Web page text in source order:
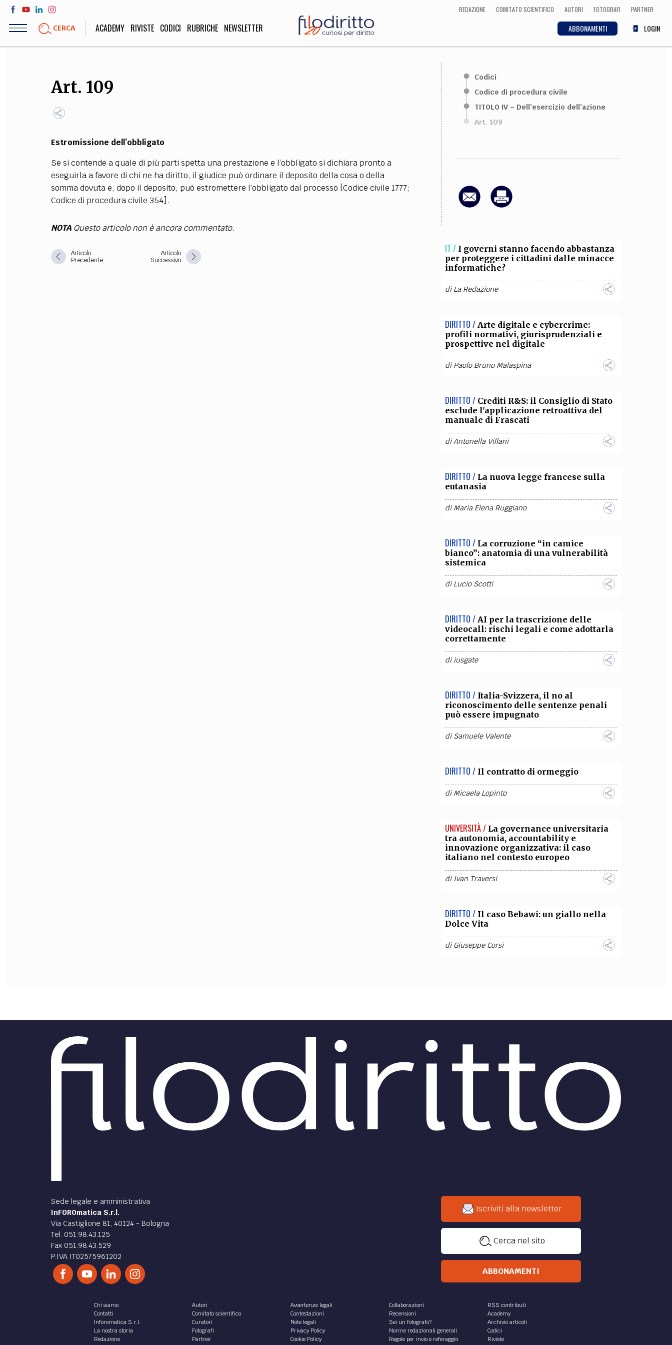
Salta
contenuto
REDAZIONE COMITATO SCIENTIFICO AUTORI FOTOGRAFI PARTNER
CERCA ABBONAMENTI LOGIN
ACADEMY RIVISTE CODICI RUBRICHE NEWSLETTER
LIFE STYLE
Sport, Cucina, Viaggi,
Moda
ECONOMIA
Matematica, Fisica,
Medicina
STORIA E FILOSOFIA
Scienze storiche,
umanistiche, Religione
INNOVAZIONE
Scienze informatiche,
Architettura, Ingegneria
CULTURA
Arte, Cinema, Musica,
Letteratura
COLLABORA CON NOI
Art. 109
Estromissione dell’obbligato
Se si contende a quale di più parti spetta una prestazione e l’obbligato si dichiara pronto a
eseguirla a favore di chi ne ha diritto, il giudice può ordinare il deposito della cosa o della
somma dovuta e, dopo il deposito, può estromettere l’obbligato dal processo [Codice civile 1777;
Codice di procedura civile 354].
NOTAQuesto articolo non è ancora commentato.
Articolo
Precedente
Articolo
Successivo
Codici
Codice di procedura civile
TITOLO IV – Dell’esercizio dell’azione
Art. 109
IT / I governi stanno facendo abbastanza
per proteggere i cittadini dalle minacce
informatiche?
diLa Redazione
DIRITTO / Arte digitale e cybercrime:
profili normativi, giurisprudenziali e
prospettive nel digitale
diPaolo Bruno Malaspina
DIRITTO / Crediti R&S: il Consiglio di Stato
esclude l'applicazione retroattiva del
manuale di Frascati
diAntonella Villani
DIRITTO / La nuova legge francese sulla
eutanasia
diMaria Elena Ruggiano
DIRITTO / La corruzione “in camice
bianco”: anatomia di una vulnerabilità
sistemica
diLucio Scotti
DIRITTO / AI per la trascrizione delle
videocall: rischi legali e come adottarla
correttamente
diiusgate
DIRITTO / Italia-Svizzera, il no al
riconoscimento delle sentenze penali
può essere impugnato
diSamuele Valente
DIRITTO / Il contratto di ormeggio
diMicaela Lopinto
UNIVERSITÀ / La governance universitaria
tra autonomia, accountability e
innovazione organizzativa: il caso
italiano nel contesto europeo
di Ivan Traversi
DIRITTO / Il caso Bebawi: un giallo nella
Dolce Vita
diGiuseppe Corsi
Sede legale e amministrativa
InFOROmatica S.r.l.
Via Castiglione 81, 40124 - Bologna
Tel. 051.98.43.125
Fax 051.98.43.529
P.IVA IT02575961202
Iscriviti alla newsletter
Cerca nel sito
ABBONAMENTI
Chi siamo
Contatti
Inforomatica S.r.l.
La nostra storia
Redazione
Autori
Comitato scientifico
Curatori
Fotografi
Partner
Avvertenze legali
Contestazioni
Note legali
Privacy Policy
Cookie Policy
Collaborazioni
Recensioni
Sei un fotografo?
Norme redazionali generali
Regole per invio e referaggio
RSS contributi
Academy
Archivio articoli
Codici
Riviste